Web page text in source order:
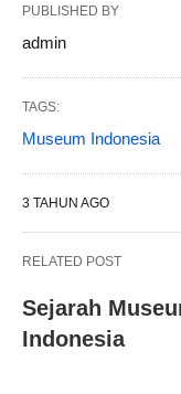
PUBLISHED BY
admin
TAGS:
Museum Indonesia
3 TAHUN AGO
RELATED POST
Sejarah
Indonesia